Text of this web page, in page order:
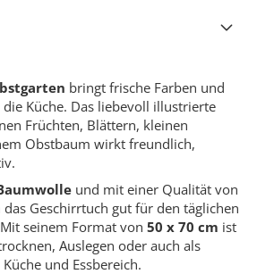
bringt frische Farben und
Küche. Das liebevoll illustrierte
Früchten, Blättern, kleinen
Obstbaum wirkt freundlich,
und mit einer Qualität von
das Geschirrtuch gut für den täglichen
seinem Format von 50 x 70 cm ist
Auslegen oder auch als
und Essbereich.